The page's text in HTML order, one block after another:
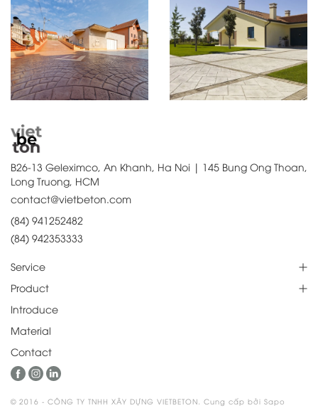
B26-13 Geleximco, An Khanh, Ha Noi | 145 Bung Ong Thoan,
Long Truong, HCM
contact@vietbeton.com
(84) 941252482
(84) 942353333
Service
Product
Introduce
Material
Contact
© 2016 - CÔNG TY TNHH XÂY DỰNG VIETBETON. Cung cấp bởi Sapo